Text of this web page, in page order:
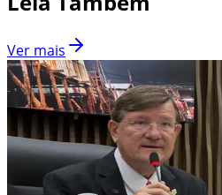
Ver mais